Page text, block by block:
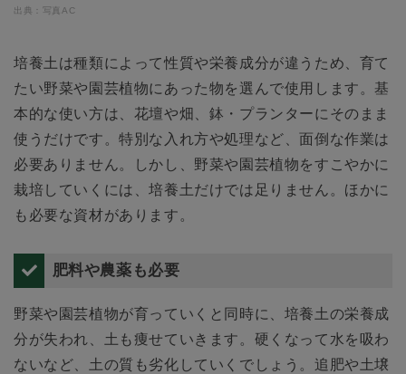
出典：写真AC
培養土は種類によって性質や栄養成分が違うため、育て
たい野菜や園芸植物にあった物を選んで使用します。基
本的な使い方は、花壇や畑、鉢・プランターにそのまま
使うだけです。特別な入れ方や処理など、面倒な作業は
必要ありません。しかし、野菜や園芸植物をすこやかに
栽培していくには、培養土だけでは足りません。ほかに
も必要な資材があります。
肥料や農薬も必要
野菜や園芸植物が育っていくと同時に、培養土の栄養成
分が失われ、土も痩せていきます。硬くなって水を吸わ
ないなど、土の質も劣化していくでしょう。追肥や土壌